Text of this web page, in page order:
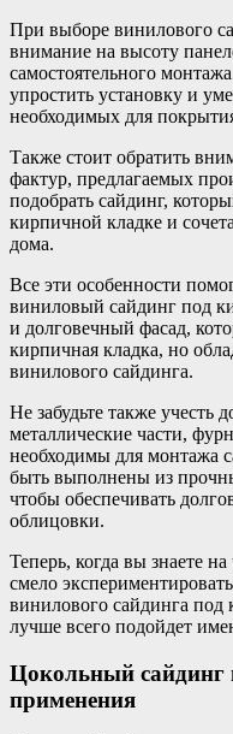
При выборе винилового
внимание на высоту
самостоятельного
упростить установку и
необходимых для
Также стоит обратить
фактур, предлагаемых
подобрать сайдинг,
кирпичной кладке и
дома.
Все эти особенности
виниловый сайдинг под
и долговечный фасад,
кирпичная кладка, но
винилового сайдинга.
Не забудьте также учесть
металлические части,
необходимы для монтажа
быть выполнены из
чтобы обеспечивать
облицовки.
Теперь, когда вы знаете
смело
винилового сайдинга под
лучше всего подойдет
Цокольный сайдинг
применения